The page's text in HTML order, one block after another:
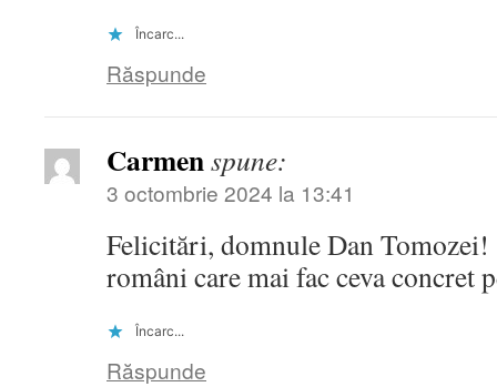
Încarc...
Răspunde
Carmenspune:
3 octombrie 2024 la 13:41
Felicitări, domnule Dan
români care mai fac ceva concret
Încarc...
Răspunde